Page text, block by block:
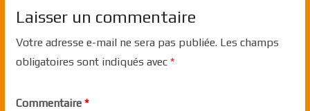
Laisser un commentaire
Votre adresse e-mail ne sera pas publiée. Les champs
obligatoires sont indiqués avec *
Commentaire *